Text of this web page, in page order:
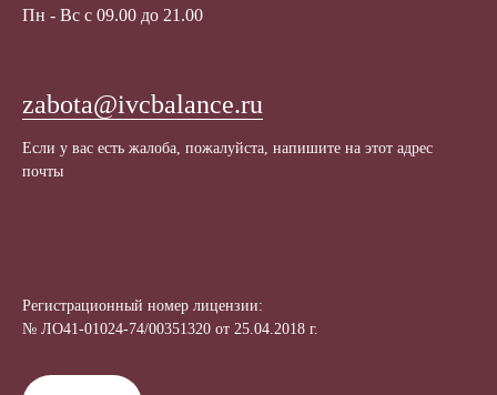
Пн - Вс с 09.00 до 21.00
zabota@ivcbalance.ru
Если у вас есть жалоба, пожалуйста, напишите на этот адрес
почты
Регистрационный номер лицензии:
№ ЛО41-01024-74/00351320 от 25.04.2018 г.